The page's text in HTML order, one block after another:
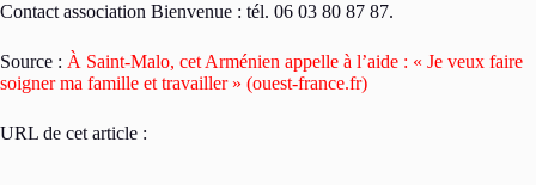
Contact association Bienvenue : tél. 06 03 80 87 87.
Source : À Saint-Malo, cet Arménien appelle à l’aide : « Je veux faire
soigner ma famille et travailler » (ouest-france.fr)
URL de cet article :